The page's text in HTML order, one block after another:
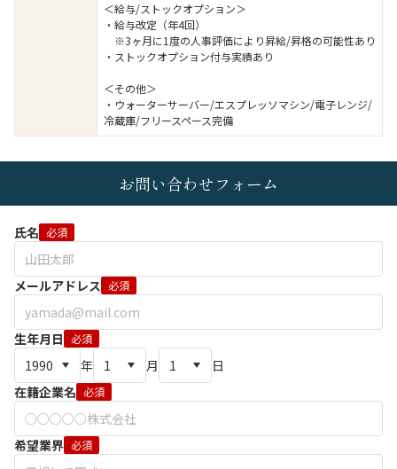
＜給与/ストックオプション＞
・給与改定（年4回）
※3ヶ月に1度の人事評価により昇給/昇格の可能性あり
・ストックオプション付与実績あり
＜その他＞
・ウォーターサーバー/エスプレッソマシン/電子レンジ/
冷蔵庫/フリースペース完備
お問い合わせフォーム
氏名 必須
メールアドレス 必須
生年月日 必須
年 月
日
在籍企業名 必須
希望業界 必須